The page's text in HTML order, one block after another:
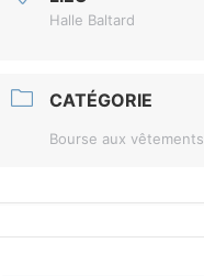
Halle Baltard
CATÉGORIE
Bourse aux vêtements